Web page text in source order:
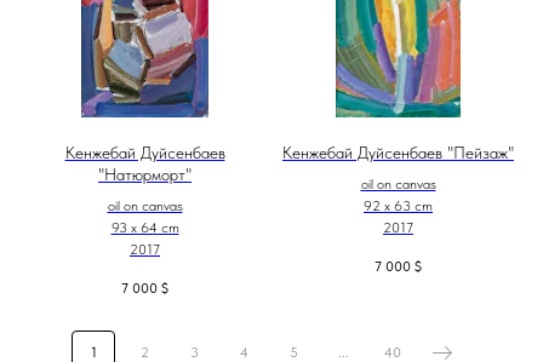
Кенжебай Дуйсенбаев
"Натюрморт"
oil on canvas
93 x 64 cm
2017
7 000 $
Кенжебай Дуйсенбаев "Пейзаж"
oil on canvas
92 x 63 cm
2017
7 000 $
1 2 3 4 5 ... 40